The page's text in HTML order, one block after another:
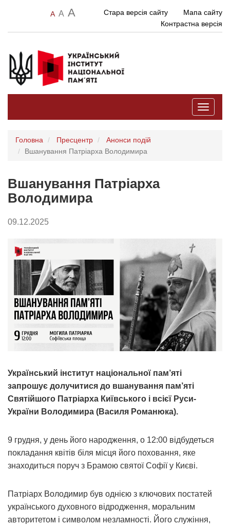
A A A Стара версія сайту
Мапа сайту
Контрастна версія
Toggle
Головна Пресцентр
Анонси подій
Вшанування Патріарха Володимира
Вшанування Патріарха
Володимира
09.12.2025
Український інститут національної пам’яті
запрошує долучитися до вшанування пам’яті
Святійшого Патріарха Київського і всієї Руси-
України Володимира (Василя Романюка).
9 грудня, у день його народження, о 12:00 відбудеться
покладання квітів біля місця його поховання, яке
знаходиться поруч з Брамою святої Софії у Києві.
Патріарх Володимир був однією з ключових постатей
українського духовного відродження, моральним
авторитетом і символом незламності. Його служіння,